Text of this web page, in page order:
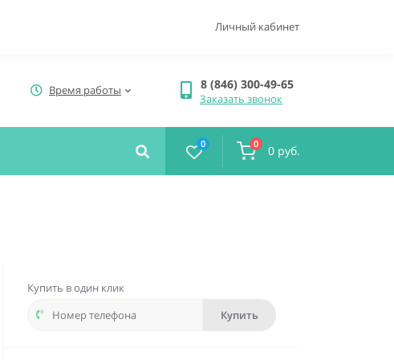
Личный кабинет
Время работы 8 (846) 300-49-65
Заказать звонок
0 0 0 руб.
Купить в один клик
Купить